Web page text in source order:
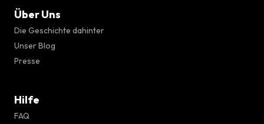
Über Uns
Die Geschichte dahinter
Unser Blog
Presse
Hilfe
FAQ